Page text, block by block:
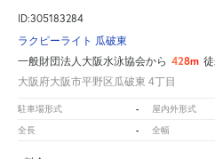
ID:305183284
ラクピーライト 瓜破東
一般財団法人大阪水泳協会から 428m
大阪府大阪市平野区瓜破東 4丁目
駐車場形式 - 屋内外形式
全長 - 全幅